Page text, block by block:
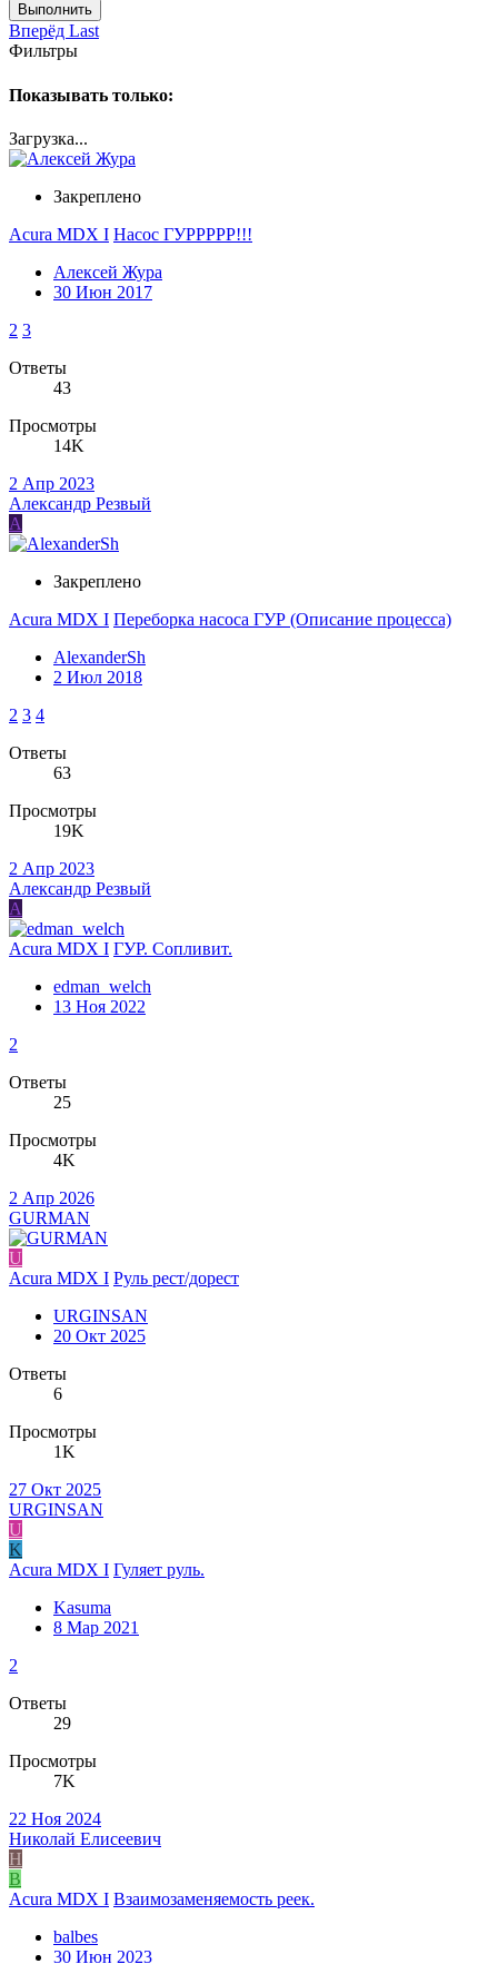
Выполнить
Вперёд Last
Фильтры
Показывать только:
Загрузка...
Закреплено
Acura MDX I Насос ГУРРРРР!!!
Алексей Жура
30 Июн 2017
2 3
Ответы
43
Просмотры
14K
2 Апр 2023
Александр Резвый
А
Закреплено
Acura MDX I Переборка насоса ГУР (Описание процесса)
AlexanderSh
2 Июл 2018
2 3 4
Ответы
63
Просмотры
19K
2 Апр 2023
Александр Резвый
А
Acura MDX I ГУР. Сопливит.
edman_welch
13 Ноя 2022
2
Ответы
25
Просмотры
4K
2 Апр 2026
GURMAN
U
Acura MDX I Руль рест/дорест
URGINSAN
20 Окт 2025
Ответы
6
Просмотры
1K
27 Окт 2025
URGINSAN
U
K
Acura MDX I Гуляет руль.
Kasuma
8 Мар 2021
2
Ответы
29
Просмотры
7K
22 Ноя 2024
Николай Елисеевич
Н
B
Acura MDX I Взаимозаменяемость реек.
balbes
30 Июн 2023